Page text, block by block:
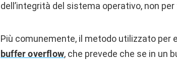
dell’integrità del sistema operativo, non
Più comunemente, il metodo utilizzato per
buffer overflow, che prevede che se in un